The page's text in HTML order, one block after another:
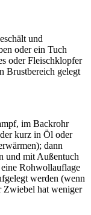
und
oder ein Tuch
oder Fleischklopfer
Brustbereich gelegt
im Backrohr
kurz in Öl oder
dann
und mit Außentuch
Rohwollauflage
werden (wenn
Zwiebel hat weniger